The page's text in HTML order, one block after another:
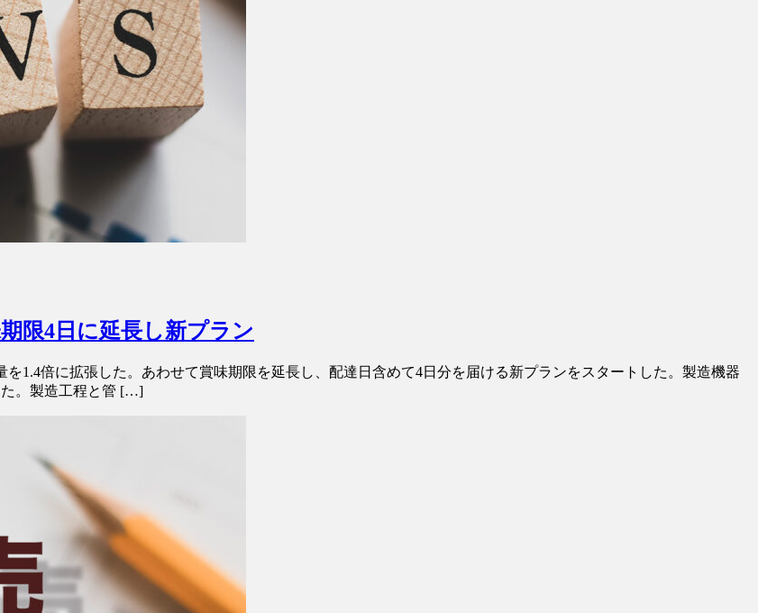
限4日に延長し新プラン
1.4倍に拡張した。あわせて賞味期限を延長し、配達日含めて4日分を届ける新プランをスタートした。製造機器
た。製造工程と管 […]